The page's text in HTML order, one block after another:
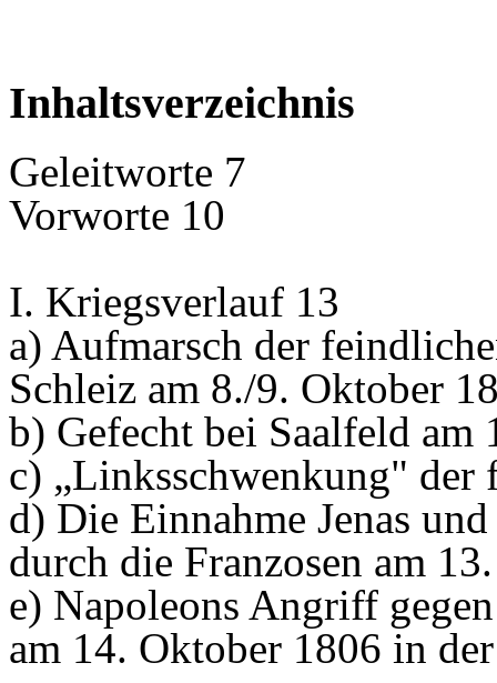
Inhaltsverzeichnis
Geleitworte 7
Vorworte 10
I. Kriegsverlauf 13
a) Aufmarsch der
Schleiz am 8./9. Oktober
b) Gefecht bei Saalfeld am
c) „Linksschwenkung" der
d) Die Einnahme Jenas
durch die Franzosen am
e) Napoleons Angriff
am 14. Oktober 1806 in